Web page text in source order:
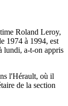
Roland Leroy,
1974 à 1994, est
lundi, a-t-on appris
l'Hérault, où il
de la section